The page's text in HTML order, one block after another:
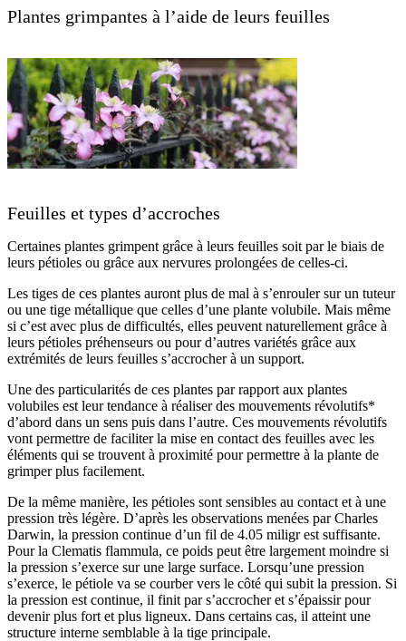
Plantes grimpantes à l’aide de leurs feuilles
Feuilles et types d’accroches
Certaines plantes grimpent grâce à leurs feuilles soit par le biais de
leurs pétioles ou grâce aux nervures prolongées de celles-ci.
Les tiges de ces plantes auront plus de mal à s’enrouler sur un tuteur
ou une tige métallique que celles d’une plante volubile. Mais même
si c’est avec plus de difficultés, elles peuvent naturellement grâce à
leurs pétioles préhenseurs ou pour d’autres variétés grâce aux
extrémités de leurs feuilles s’accrocher à un support.
Une des particularités de ces plantes par rapport aux plantes
volubiles est leur tendance à réaliser des mouvements révolutifs*
d’abord dans un sens puis dans l’autre. Ces mouvements révolutifs
vont permettre de faciliter la mise en contact des feuilles avec les
éléments qui se trouvent à proximité pour permettre à la plante de
grimper plus facilement.
De la même manière, les pétioles sont sensibles au contact et à une
pression très légère. D’après les observations menées par Charles
Darwin, la pression continue d’un fil de 4.05 miligr est suffisante.
Pour la Clematis flammula, ce poids peut être largement moindre si
la pression s’exerce sur une large surface. Lorsqu’une pression
s’exerce, le pétiole va se courber vers le côté qui subit la pression. Si
la pression est continue, il finit par s’accrocher et s’épaissir pour
devenir plus fort et plus ligneux. Dans certains cas, il atteint une
structure interne semblable à la tige principale.